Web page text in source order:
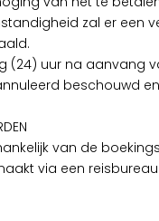
zal er een
(24) uur na
beschouwd
van de
via een